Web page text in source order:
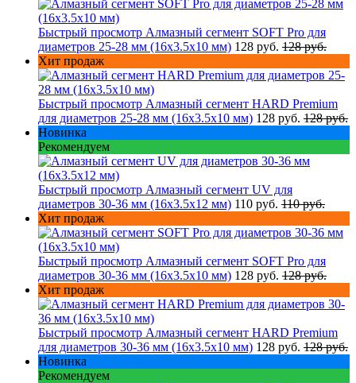
Быстрый просмотр Алмазный сегмент SOFT Pro для
диаметров 25-28 мм (16х3.5х10 мм) 128 руб. 128 руб.
Хит продаж
Быстрый просмотр Алмазный сегмент HARD Premium
для диаметров 25-28 мм (16х3.5х10 мм) 128 руб. 128 руб.
Новинка
Рекомендуем
Быстрый просмотр Алмазный сегмент UV для
диаметров 30-36 мм (16х3.5х12 мм) 110 руб. 110 руб.
Хит продаж
Быстрый просмотр Алмазный сегмент SOFT Pro для
диаметров 30-36 мм (16х3.5х10 мм) 128 руб. 128 руб.
Хит продаж
Быстрый просмотр Алмазный сегмент HARD Premium
для диаметров 30-36 мм (16х3.5х10 мм) 128 руб. 128 руб.
Новинка
Рекомендуем